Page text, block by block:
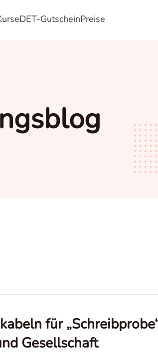
DET-GutscheinPreise
für
Gesellschaft